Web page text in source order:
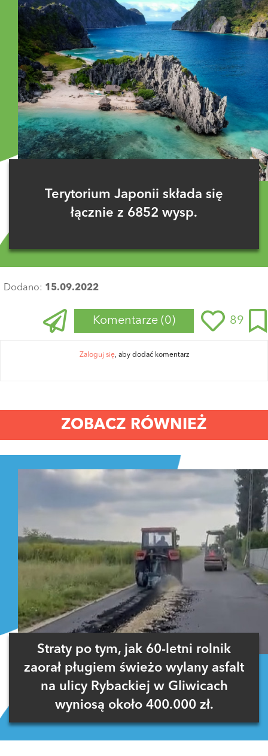
Terytorium Japonii składa się
łącznie z 6852 wysp.
Dodano: 15.09.2022
Komentarze (0) 89
Zaloguj się, aby dodać komentarz
ZOBACZ RÓWNIEŻ
Straty po tym, jak 60-letni rolnik
zaorał pługiem świeżo wylany asfalt
na ulicy Rybackiej w Gliwicach
wyniosą około 400.000 zł.